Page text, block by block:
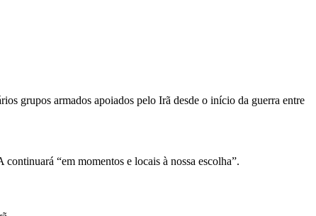
grupos armados apoiados pelo Irã desde o início da guerra entre
“em momentos e locais à nossa escolha”.